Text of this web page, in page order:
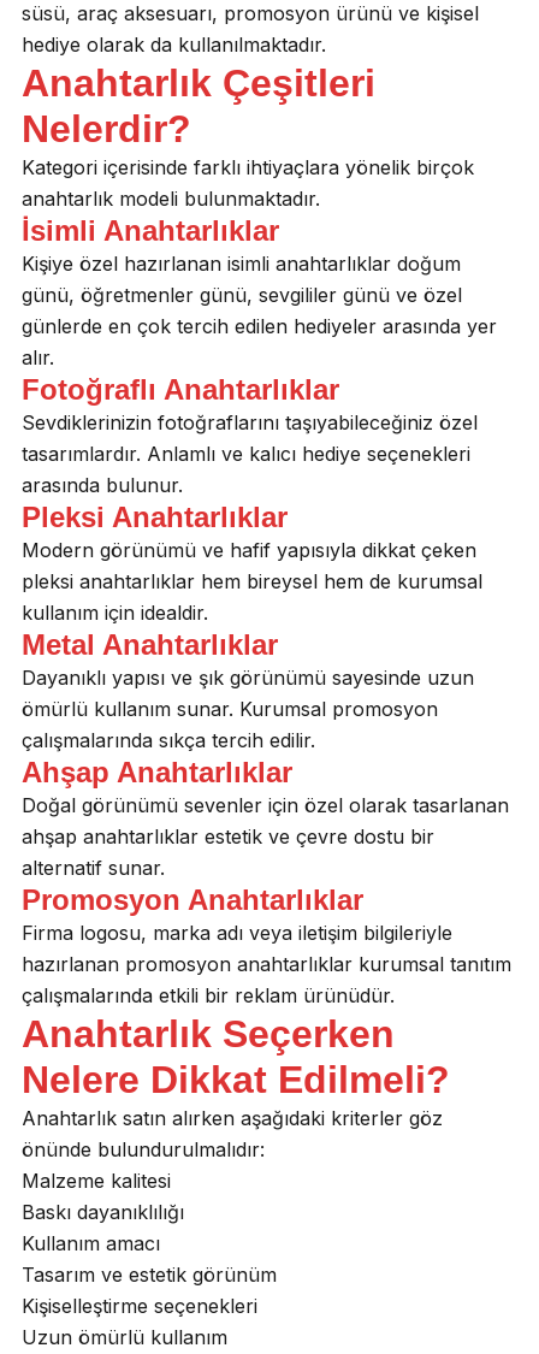
süsü, araç aksesuarı, promosyon ürünü ve kişisel
hediye olarak da kullanılmaktadır.
Anahtarlık Çeşitleri
Nelerdir?
Kategori içerisinde farklı ihtiyaçlara yönelik birçok
anahtarlık modeli bulunmaktadır.
İsimli Anahtarlıklar
Kişiye özel hazırlanan isimli anahtarlıklar doğum
günü, öğretmenler günü, sevgililer günü ve özel
günlerde en çok tercih edilen hediyeler arasında yer
alır.
Fotoğraflı Anahtarlıklar
Sevdiklerinizin fotoğraflarını taşıyabileceğiniz özel
tasarımlardır. Anlamlı ve kalıcı hediye seçenekleri
arasında bulunur.
Pleksi Anahtarlıklar
Modern görünümü ve hafif yapısıyla dikkat çeken
pleksi anahtarlıklar hem bireysel hem de kurumsal
kullanım için idealdir.
Metal Anahtarlıklar
Dayanıklı yapısı ve şık görünümü sayesinde uzun
ömürlü kullanım sunar. Kurumsal promosyon
çalışmalarında sıkça tercih edilir.
Ahşap Anahtarlıklar
Doğal görünümü sevenler için özel olarak tasarlanan
ahşap anahtarlıklar estetik ve çevre dostu bir
alternatif sunar.
Promosyon Anahtarlıklar
Firma logosu, marka adı veya iletişim bilgileriyle
hazırlanan promosyon anahtarlıklar kurumsal tanıtım
çalışmalarında etkili bir reklam ürünüdür.
Anahtarlık Seçerken
Nelere Dikkat Edilmeli?
Anahtarlık satın alırken aşağıdaki kriterler göz
önünde bulundurulmalıdır:
Malzeme kalitesi
Baskı dayanıklılığı
Kullanım amacı
Tasarım ve estetik görünüm
Kişiselleştirme seçenekleri
Uzun ömürlü kullanım